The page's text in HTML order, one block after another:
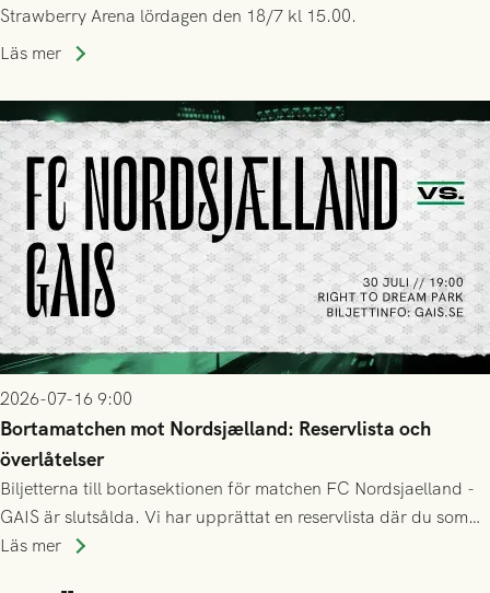
Strawberry Arena lördagen den 18/7 kl 15.00.
Läs mer
2026-07-16 9:00
Bortamatchen mot Nordsjælland: Reservlista och
överlåtelser
Biljetterna till bortasektionen för matchen FC Nordsjaelland -
GAIS är slutsålda. Vi har upprättat en reservlista där du som
ännu inte har någon biljett kan anmäla ditt intresse. Du kan
Läs mer